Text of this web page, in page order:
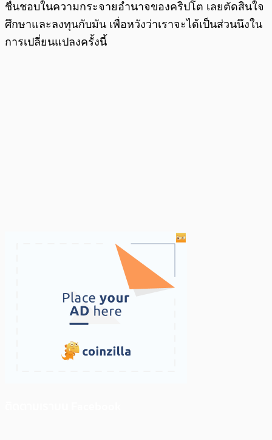
ชื่นชอบในความกระจายอำนาจของคริปโต เลยตัดสินใจ
ศึกษาและลงทุนกับมัน เพื่อหวังว่าเราจะได้เป็นส่วนนึงใน
การเปลี่ยนแปลงครั้งนี้